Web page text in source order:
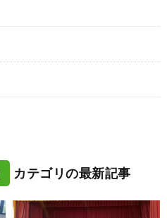
カテゴリの最新記事